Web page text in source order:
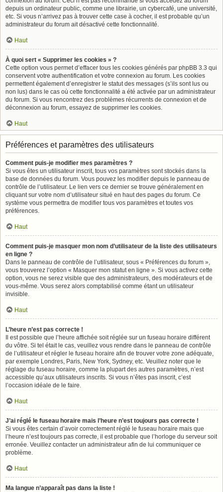
depuis un ordinateur public, comme une librairie, un cybercafé, une université,
etc. Si vous n’arrivez pas à trouver cette case à cocher, il est probable qu’un
administrateur du forum ait désactivé cette fonctionnalité.
Haut
À quoi sert « Supprimer les cookies » ?
Cette option vous permet d’effacer tous les cookies générés par phpBB 3.3 qui
conservent votre authentification et votre connexion au forum. Les cookies
permettent également d’enregistrer le statut des messages (s’ils sont lus ou
non lus) dans le cas où cette fonctionnalité a été activée par un administrateur
du forum. Si vous rencontrez des problèmes récurrents de connexion et de
déconnexion au forum, essayez de supprimer les cookies.
Haut
Préférences et paramètres des utilisateurs
Comment puis-je modifier mes paramètres ?
Si vous êtes un utilisateur inscrit, tous vos paramètres sont stockés dans la
base de données du forum. Vous pouvez les modifier depuis le panneau de
contrôle de l’utilisateur. Le lien vers ce dernier se trouve généralement en
cliquant sur votre nom d’utilisateur situé en haut des pages du forum. Ce
système vous permettra de modifier tous vos paramètres et toutes vos
préférences.
Haut
Comment puis-je masquer mon nom d’utilisateur de la liste des utilisateurs
en ligne ?
Dans le panneau de contrôle de l’utilisateur, sous « Préférences du forum »,
vous trouverez l’option « Masquer mon statut en ligne ». Si vous activez cette
option, vous ne serez visible que des administrateurs, des modérateurs et de
vous-même. Vous serez alors comptabilisé comme étant un utilisateur
invisible.
Haut
L’heure n’est pas correcte !
Il est possible que l’heure affichée soit réglée sur un fuseau horaire différent
du vôtre. Si tel était le cas, veuillez vous rendre dans le panneau de contrôle
de l’utilisateur et régler le fuseau horaire afin de trouver votre zone adéquate,
par exemple Londres, Paris, New York, Sydney, etc. Veuillez noter que le
réglage du fuseau horaire, comme la plupart des autres paramètres, n’est
accessible qu’aux utilisateurs inscrits. Si vous n’êtes pas inscrit, c’est
l’occasion idéale de le faire.
Haut
J’ai réglé le fuseau horaire mais l’heure n’est toujours pas correcte !
Si vous êtes certain d’avoir correctement réglé le fuseau horaire mais que
l’heure n’est toujours pas correcte, il est probable que l’horloge du serveur soit
erronée. Veuillez contacter un administrateur afin de lui communiquer ce
problème.
Haut
Ma langue n’apparaît pas dans la liste !